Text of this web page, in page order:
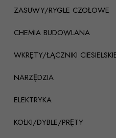
ZASUWY/RYGLE CZOŁOWE
CHEMIA BUDOWLANA
WKRĘTY/ŁĄCZNIKI
NARZĘDZIA
ELEKTRYKA
KOŁKI/DYBLE/PRĘTY